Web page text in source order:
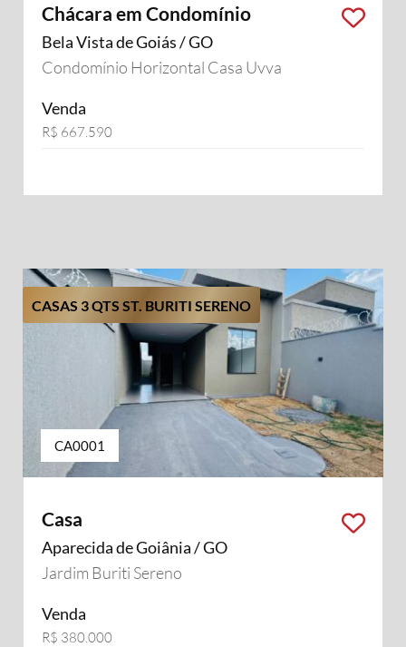
Chácara em Condomínio
Bela Vista de Goiás / GO
Condomínio Horizontal Casa Uvva
Venda
R$ 667.590
CASAS 3 QTS ST. BURITI SERENO
CA0001
Casa
Aparecida de Goiânia / GO
Jardim Buriti Sereno
Venda
R$ 380.000